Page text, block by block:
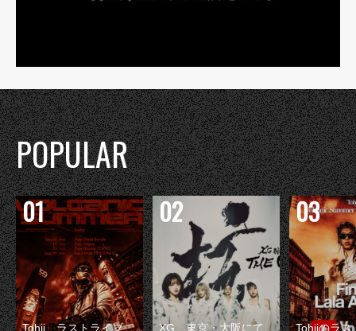
POPULAR
Tohji、ラストライブ
XG、東京・大阪にて
Tohjiのラス